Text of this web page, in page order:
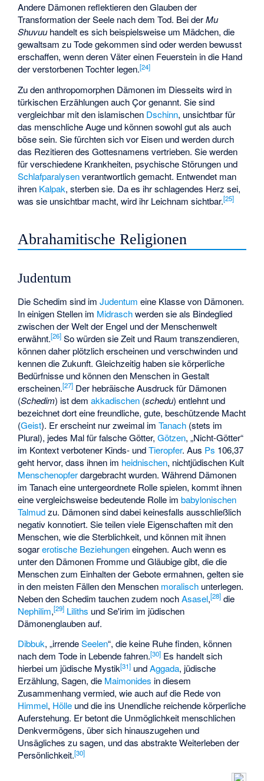
Andere Dämonen reflektieren den Glauben der
Transformation der Seele nach dem Tod. Bei derMu
Shuvuuhandelt es sich beispielsweise um Mädchen, die
gewaltsam zu Tode gekommen sind oder werden bewusst
erschaffen, wenn deren Väter einen Feuerstein in die Hand
der verstorbenen Tochter legen.[24]
Zu den anthropomorphen Dämonen im Diesseits wird in
türkischen Erzählungen auch Çor genannt. Sie sind
vergleichbar mit den islamischen Dschinn, unsichtbar für
das menschliche Auge und können sowohl gut als auch
böse sein. Sie fürchten sich vor Eisen und werden durch
das Rezitieren des Gottesnamens vertrieben. Sie werden
für verschiedene Krankheiten, psychische Störungen und
Schlafparalysenverantwortlich gemacht. Entwendet man
ihren Kalpak, sterben sie. Da es ihr schlagendes Herz sei,
was sie unsichtbar macht, wird ihr Leichnam sichtbar.[25]
Abrahamitische Religionen
Judentum
DieSchedim sind imJudentum eine Klasse von Dämonen.
In einigen Stellen im Midraschwerden sie als Bindeglied
zwischen der Welt der Engel und der Menschenwelt
erwähnt.[26] So würden sie Zeit und Raum transzendieren,
können daher plötzlich erscheinen und verschwinden und
kennen die Zukunft. Gleichzeitig haben sie körperliche
Bedürfnisse und können den Menschen in Gestalt
erscheinen.[27] Der hebräische Ausdruck für Dämonen
(Schedim) ist demakkadischen (schedu) entlehnt und
bezeichnet dort eine freundliche, gute, beschützende Macht
(Geist). Er erscheint nur zweimal imTanach (stets im
Plural), jedes Mal für falsche Götter,Götzen, „Nicht-Götter“
im Kontext verbotener Kinds- undTieropfer. Aus Ps 106,37
geht hervor, dass ihnen im heidnischen, nichtjüdischen Kult
Menschenopferdargebracht wurden. Während Dämonen
im Tanach eine untergeordnete Rolle spielen, kommt ihnen
eine vergleichsweise bedeutende Rolle imbabylonischen
Talmudzu. Dämonen sind dabei keinesfalls ausschließlich
negativ konnotiert. Sie teilen viele Eigenschaften mit den
Menschen, wie die Sterblichkeit, und können mit ihnen
sogarerotische Beziehungeneingehen. Auch wenn es
unter den Dämonen Fromme und Gläubige gibt, die die
Menschen zum Einhalten der Gebote ermahnen, gelten sie
in den meisten Fällen den Menschen moralisch unterlegen.
Neben den Schedim tauchen zudem nochAsasel,[28] die
Nephilim,[29] Liliths undSe'irim im jüdischen
Dämonenglauben auf.
Dibbuk, „irrendeSeelen“, die keine Ruhe finden, können
nach dem Tode in Lebende fahren.[30] Es handelt sich
hierbei um jüdische Mystik[31] undAggada, jüdische
Erzählung, Sagen, die Maimonides in diesem
Zusammenhang vermied, wie auch auf die Rede von
Himmel, Hölle und die ins Unendliche reichende körperliche
Auferstehung. Er betont die Unmöglichkeit menschlichen
Denkvermögens, über sich hinauszugehen und
Unsägliches zu sagen, und das abstrakte Weiterleben der
Persönlichkeit.[30]